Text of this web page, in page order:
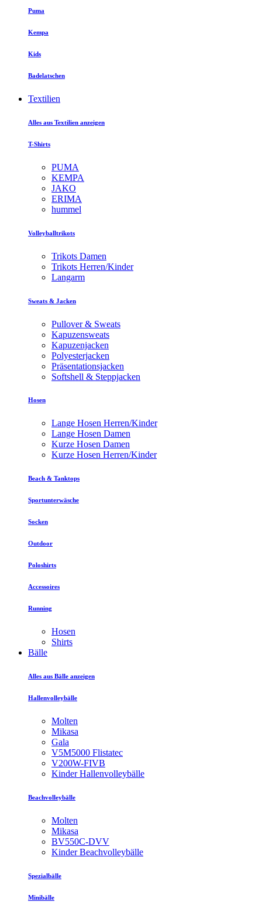
Puma
Kempa
Kids
Badelatschen
Textilien
Alles aus Textilien anzeigen
T-Shirts
PUMA
KEMPA
JAKO
ERIMA
hummel
Volleyballtrikots
Trikots Damen
Trikots Herren/Kinder
Langarm
Sweats & Jacken
Pullover & Sweats
Kapuzensweats
Kapuzenjacken
Polyesterjacken
Präsentationsjacken
Softshell & Steppjacken
Hosen
Lange Hosen Herren/Kinder
Lange Hosen Damen
Kurze Hosen Damen
Kurze Hosen Herren/Kinder
Beach & Tanktops
Sportunterwäsche
Socken
Outdoor
Poloshirts
Accessoires
Running
Hosen
Shirts
Bälle
Alles aus Bälle anzeigen
Hallenvolleybälle
Molten
Mikasa
Gala
V5M5000 Flistatec
V200W-FIVB
Kinder Hallenvolleybälle
Beachvolleybälle
Molten
Mikasa
BV550C-DVV
Kinder Beachvolleybälle
Spezialbälle
Minibälle